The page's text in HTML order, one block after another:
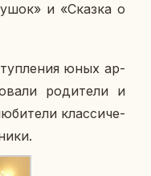
и «Сказка о
юных ар­
ро­ди­те­ли и
клас­си­че­